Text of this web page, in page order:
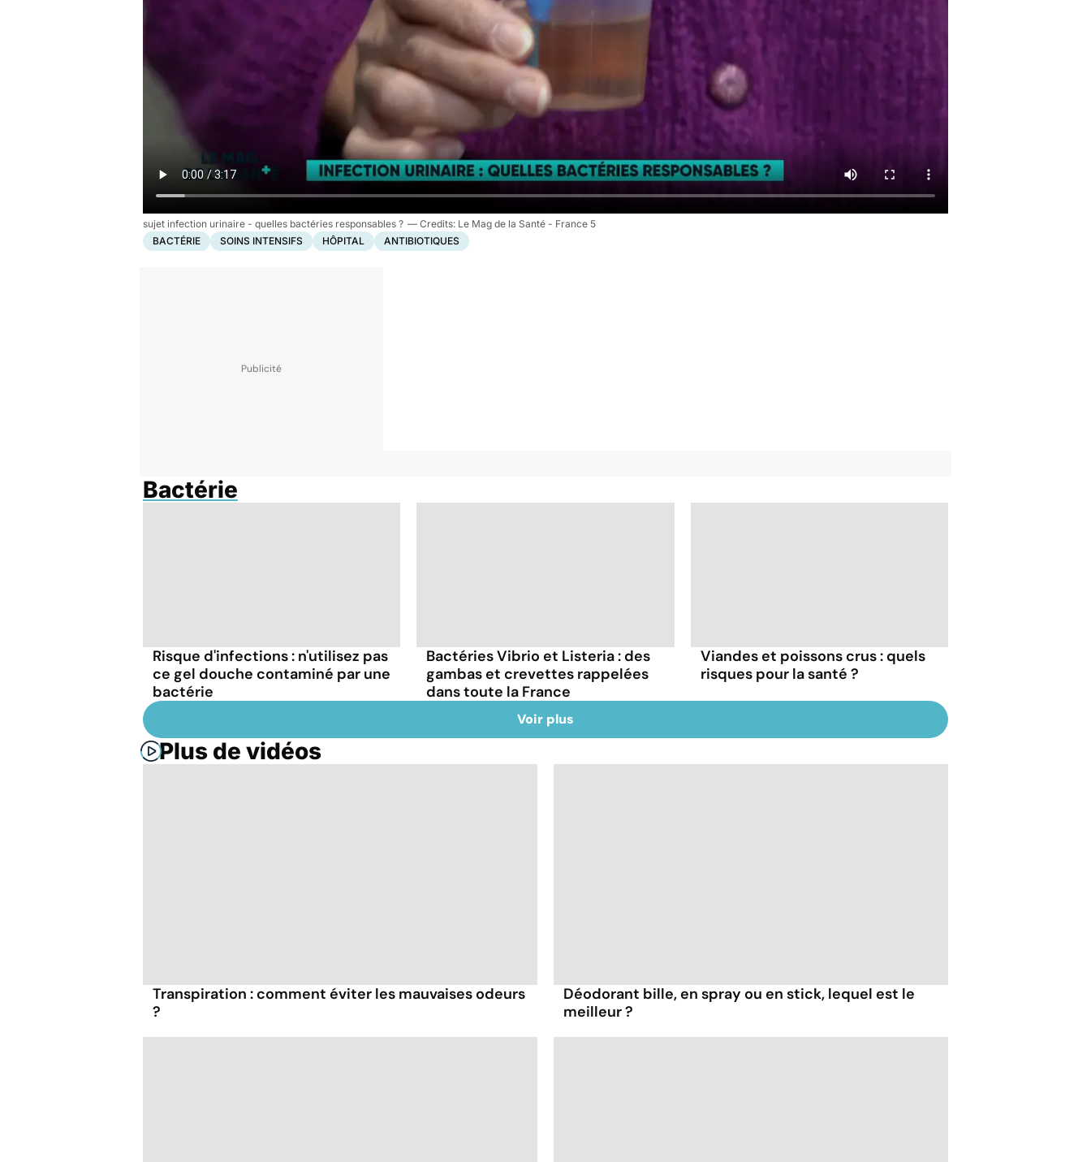
sujet infection urinaire - quelles bactéries responsables ?
Le Mag de la Santé - France 5
BACTÉRIE
SOINS INTENSIFS HÔPITAL ANTIBIOTIQUES
Bactérie
Risque d'infections : n'utilisez pas
ce gel douche contaminé par une
bactérie
Bactéries Vibrio et Listeria : des
gambas et crevettes rappelées
dans toute la France
Viandes et poissons crus : quels
risques pour la santé ?
Voir plus
Plus de vidéos
Transpiration : comment éviter les mauvaises odeurs
?
Déodorant bille, en spray ou en stick, lequel est le
meilleur ?